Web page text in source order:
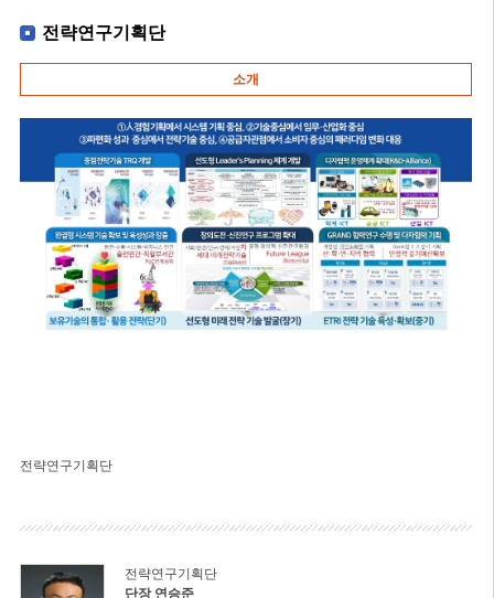
전략연구기획단
소개
전략연구기획단
전략연구기획단
단장 연승준